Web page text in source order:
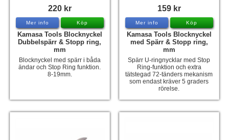
Volvo Penta Servicedelar
Yanmar Servicedelar
Yamaha Servicedelar
Mercury Servicedelar
220 kr
Mer info Köp
Kamasa Tools Blocknyckel
Dubbelspärr & Stopp ring,
mm
Blocknyckel med spärr i båda
ändar och Stop Ring funktion.
8-19mm.
159 kr
Mer info Köp
Kamasa Tools Blocknyckel
med Spärr & Stopp ring,
mm
Spärr U-ringnycklar med Stop
Ring-funktion och extra
tätstegad 72-tänders mekanism
som endast kräver 5 graders
rörelse.